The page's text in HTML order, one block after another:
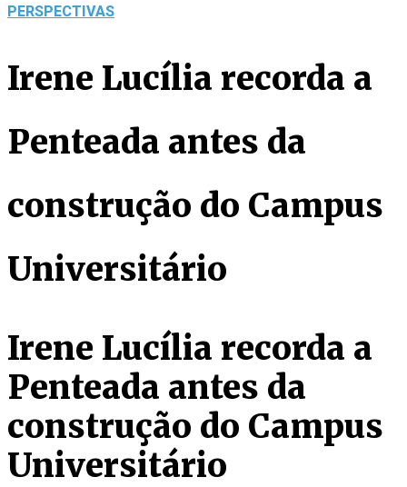
PERSPECTIVAS
Irene Lucília recorda a
Penteada antes da
construção do Campus
Universitário
Irene Lucília recorda a
Penteada antes da
construção do Campus
Universitário